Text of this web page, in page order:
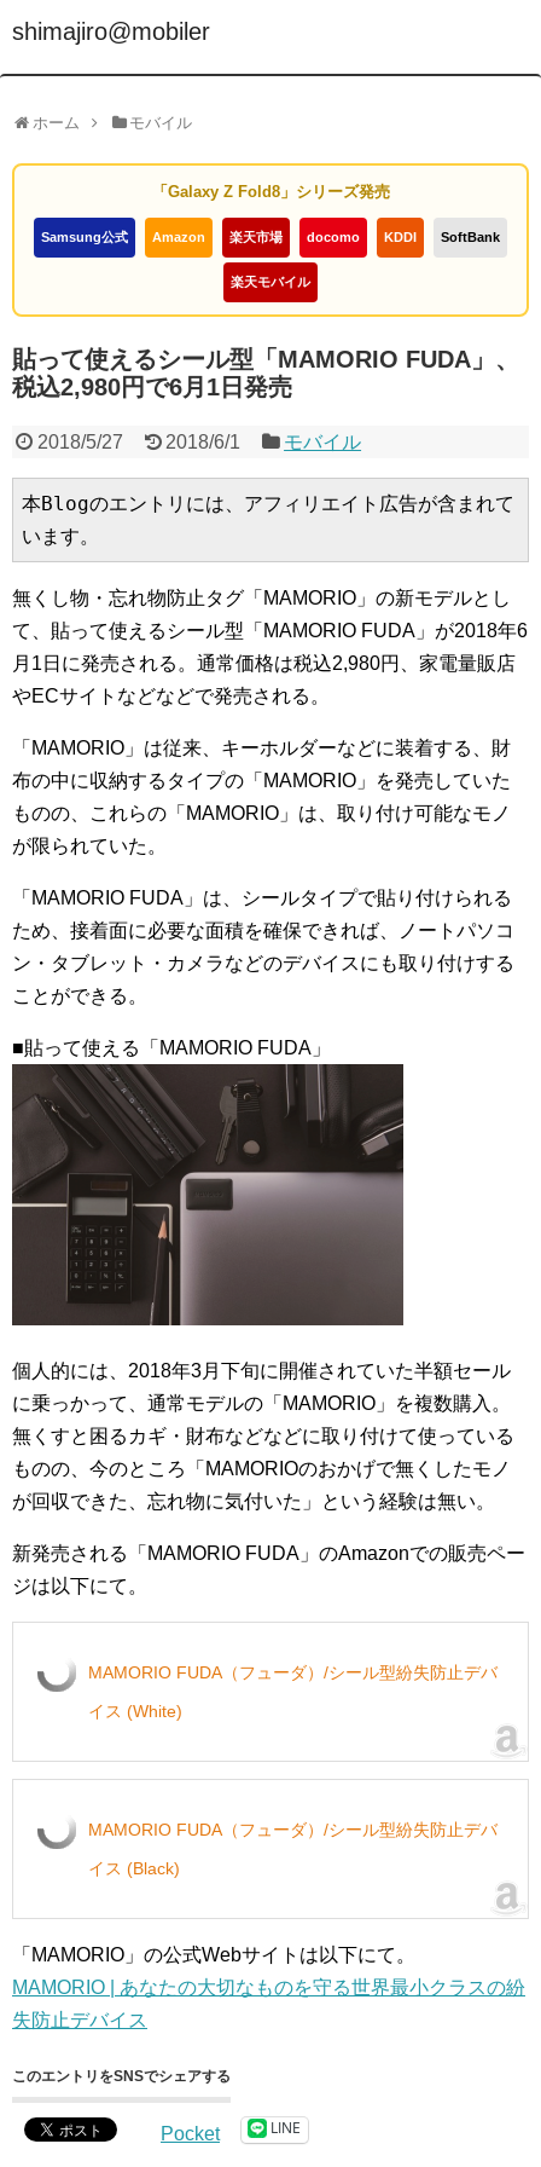
shimajiro@mobiler
ホーム モバイル
「Galaxy Z Fold8」シリーズ発売
Samsung公式 Amazon 楽天市場 docomo KDDI SoftBank
楽天モバイル
貼って使えるシール型「MAMORIO FUDA」、
税込2,980円で6月1日発売
2018/5/27 2018/6/1 モバイル
本Blogのエントリには、アフィリエイト広告が含まれて
います。
無くし物・忘れ物防止タグ「MAMORIO」の新モデルとし
て、貼って使えるシール型「MAMORIO FUDA」が2018年6
月1日に発売される。通常価格は税込2,980円、家電量販店
やECサイトなどなどで発売される。
「MAMORIO」は従来、キーホルダーなどに装着する、財
布の中に収納するタイプの「MAMORIO」を発売していた
ものの、これらの「MAMORIO」は、取り付け可能なモノ
が限られていた。
「MAMORIO FUDA」は、シールタイプで貼り付けられる
ため、接着面に必要な面積を確保できれば、ノートパソコ
ン・タブレット・カメラなどのデバイスにも取り付けする
ことができる。
■貼って使える「MAMORIO FUDA」
個人的には、2018年3月下旬に開催されていた半額セール
に乗っかって、通常モデルの「MAMORIO」を複数購入。
無くすと困るカギ・財布などなどに取り付けて使っている
ものの、今のところ「MAMORIOのおかげで無くしたモノ
が回収できた、忘れ物に気付いた」という経験は無い。
新発売される「MAMORIO FUDA」のAmazonでの販売ペー
ジは以下にて。
MAMORIO FUDA（フューダ）/シール型紛失防止デバ
イス (White)
MAMORIO FUDA（フューダ）/シール型紛失防止デバ
イス (Black)
「MAMORIO」の公式Webサイトは以下にて。
MAMORIO | あなたの大切なものを守る世界最小クラスの紛
失防止デバイス
このエントリをSNSでシェアする
Pocket LINE